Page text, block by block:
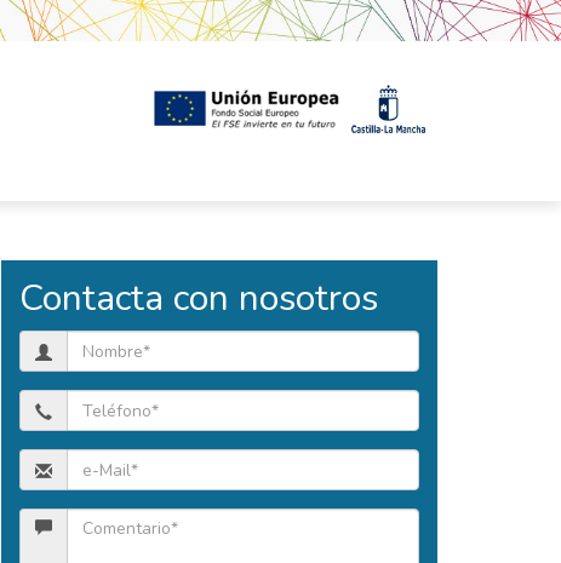
Contacta con nosotros